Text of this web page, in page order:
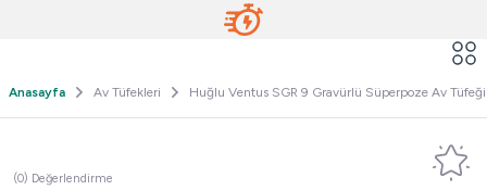
Anasayfa Av Tüfekleri Huğlu Ventus SGR 9 Gravürlü Süperpoze Av Tüfeği
(0) Değerlendirme